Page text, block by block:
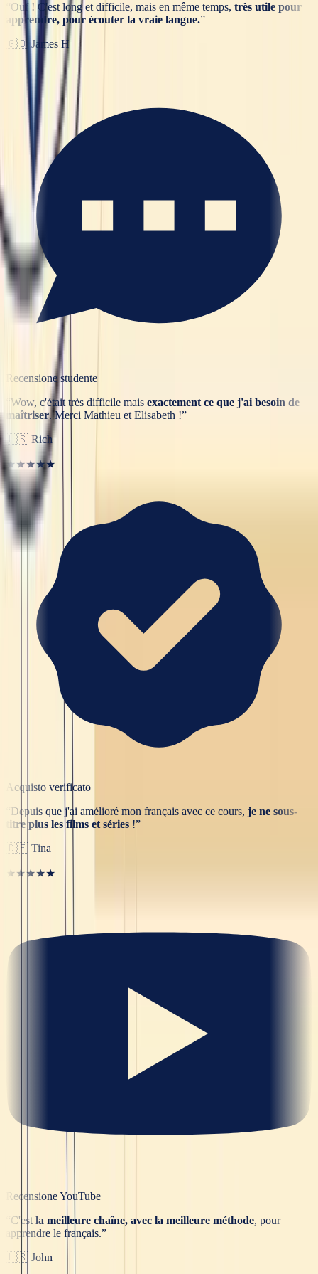
Ouf ! C'est long et difficile, mais en même temps, très utile pour
apprendre, pour écouter la vraie langue.”
🇬🇧 James H
Recensione studente
Wow, c'était très difficile mais exactement ce que j'ai besoin de
maîtriser. Merci Mathieu et Elisabeth !”
🇺🇸 Rich
★★★★★
Acquisto verificato
Depuis que j'ai amélioré mon français avec ce cours, je ne sous-
titre plus les films et séries !”
🇩🇪 Tina
★★★★★
Recensione YouTube
C'est la meilleure chaîne, avec la meilleure méthode, pour
apprendre le français.”
🇺🇸 John